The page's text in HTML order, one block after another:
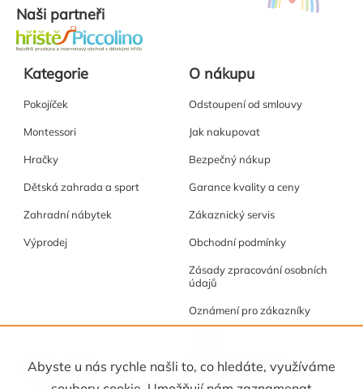
Abyste u nás rychle našli to, co hledáte, využíváme
Naši partneři
Kategorie
Pokojíček
Montessori
Hračky
Dětská zahrada a sport
Zahradní nábytek
Výprodej
O nákupu
Odstoupení od smlouvy
Jak nakupovat
Bezpečný nákup
Garance kvality a ceny
Zákaznický servis
Obchodní podmínky
Zásady zpracování osobních
údajů
Oznámení pro zákazníky
Akce a tipy Osobní kabinet